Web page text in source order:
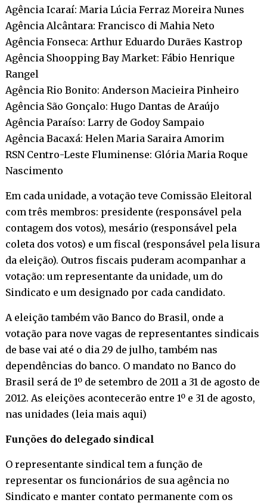
Agência Icaraí: Maria Lúcia Ferraz Moreira Nunes
Agência Alcântara: Francisco di Mahia Neto
Agência Fonseca: Arthur Eduardo Durães Kastrop
Agência Shoopping Bay Market: Fábio Henrique
Rangel
Agência Rio Bonito: Anderson Macieira Pinheiro
Agência São Gonçalo: Hugo Dantas de Araújo
Agência Paraíso: Larry de Godoy Sampaio
Agência Bacaxá: Helen Maria Saraira Amorim
RSN Centro-Leste Fluminense: Glória Maria Roque
Nascimento
Em cada unidade, a votação teve Comissão Eleitoral
com três membros: presidente (responsável pela
contagem dos votos), mesário (responsável pela
coleta dos votos) e um fiscal (responsável pela lisura
da eleição). Outros fiscais puderam acompanhar a
votação: um representante da unidade, um do
Sindicato e um designado por cada candidato.
A eleição também vão Banco do Brasil, onde a
votação para nove vagas de representantes sindicais
de base vai até o dia 29 de julho, também nas
dependências do banco. O mandato no Banco do
Brasil será de 1º de setembro de 2011 a 31 de agosto de
2012. As eleições acontecerão entre 1º e 31 de agosto,
nas unidades (leia mais aqui)
Funções do delegado sindical
O representante sindical tem a função de
representar os funcionários de sua agência no
Sindicato e manter contato permanente com os